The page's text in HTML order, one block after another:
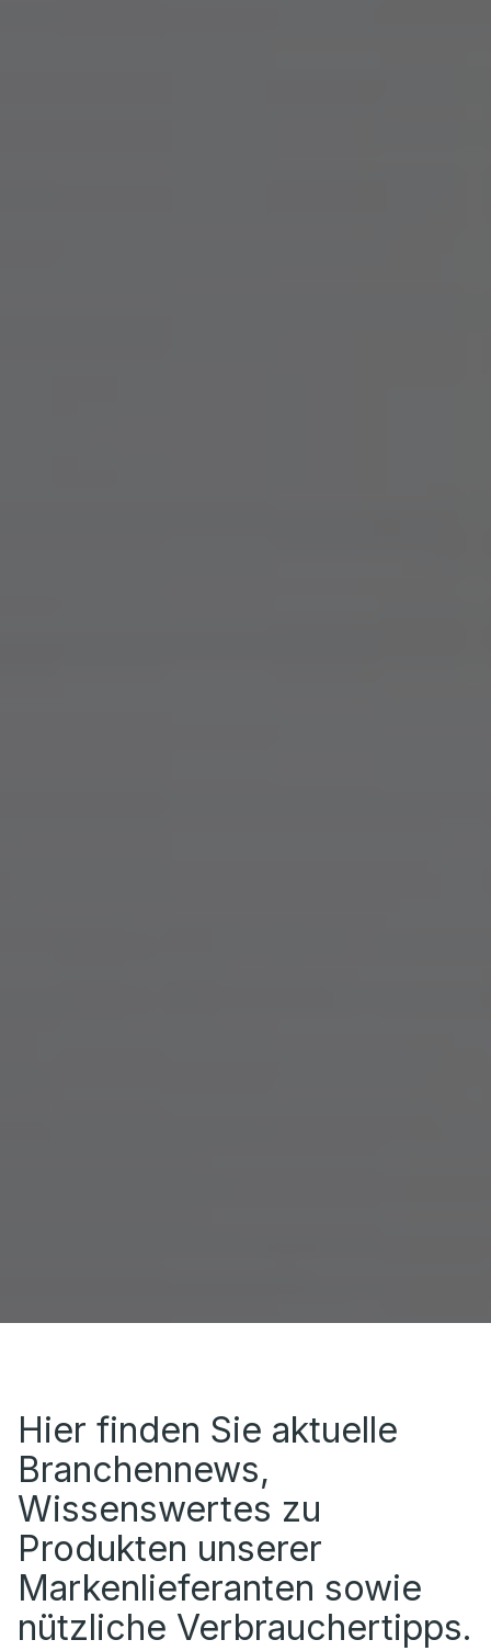
Hier finden Sie aktuelle
Branchennews,
Wissenswertes zu
Produkten unserer
Markenlieferanten sowie
nützliche Verbrauchertipps.